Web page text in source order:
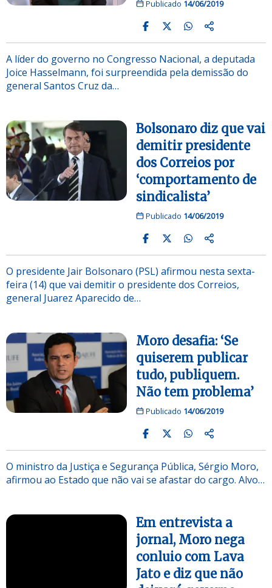
Publicado 14/06/2019
A líder do governo no Congresso Nacional, a deputada
Joice Hasselmann, foi surpreendida pela demissão do
general Santos Cruz da…
Bolsonaro diz que vai
demitir presidente
dos Correios por
‘comportamento de
sindicalista’
Publicado 14/06/2019
O presidente Jair Bolsonaro (PSL) afirmou nesta sexta-
feira (14) que vai demitir o presidente dos Correios,
general Juarez Aparecido de…
Moro desafia: ‘Se
quiserem publicar
tudo, publiquem.
Não tem problema’
Publicado 14/06/2019
O ministro da Justiça e Segurança Pública, Sérgio Moro,
afirmou ao Estado que não vai se afastar do cargo. Alvo…
Em entrevista a
jornal, Moro nega
conluio com Lava
Jato e diz que não